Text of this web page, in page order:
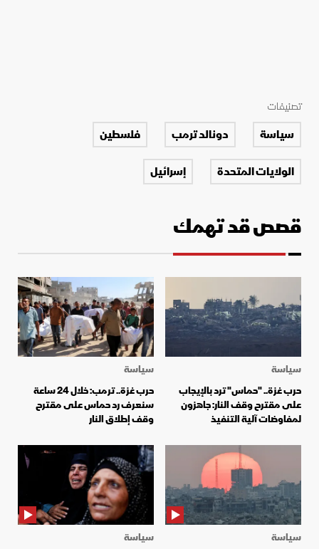
تصنيفات
سياسة دونالد ترمب
فلسطين
الولايات المتحدة
إسرائيل
قصص قد تهمك
سياسة
حرب غزة.. "حماس" ترد بالإيجاب
على مقترح وقف النار: جاهزون
لمفاوضات آلية التنفيذ
سياسة
حرب غزة.. ترمب: خلال 24 ساعة
سنعرف رد حماس على مقترح
وقف إطلاق النار
سياسة
سياسة